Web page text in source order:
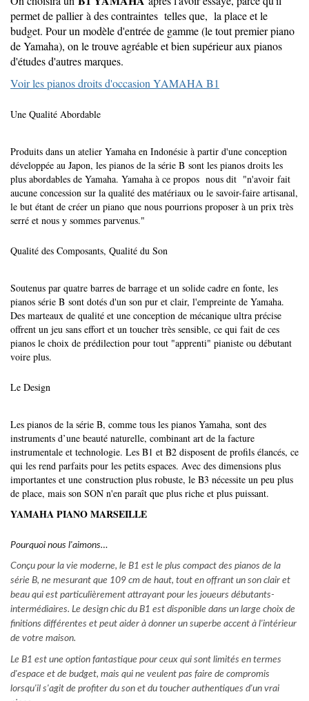
permet de pallier à des contraintes telles que, la place et le
budget. Pour un modèle d'entrée de gamme (le tout premier piano
de Yamaha), on le trouve agréable et bien supérieur aux pianos
d'études d'autres marques.
Voir les pianos droits d'occasion YAMAHA B1
Une Qualité Abordable
Produits dans un atelier Yamaha en Indonésie à partir d'une conception
développée au Japon, les pianos de la série B sont les pianos droits les
plus abordables de Yamaha. Yamaha à ce propos nous dit "n'avoir fait
aucune concession sur la qualité des matériaux ou le savoir-faire artisanal,
le but étant de créer un piano que nous pourrions proposer à un prix très
serré et nous y sommes parvenus."
Qualité des Composants, Qualité du Son
Soutenus par quatre barres de barrage et un solide cadre en fonte, les
pianos série B sont dotés d'un son pur et clair, l'empreinte de Yamaha.
Des marteaux de qualité et une conception de mécanique ultra précise
offrent un jeu sans effort et un toucher très sensible, ce qui fait de ces
pianos le choix de prédilection pour tout "apprenti" pianiste ou débutant
voire plus.
Le Design
Les pianos de la série B, comme tous les pianos Yamaha, sont des
instruments d’une beauté naturelle, combinant art de la facture
instrumentale et technologie. Les B1 et B2 disposent de profils élancés, ce
qui les rend parfaits pour les petits espaces. Avec des dimensions plus
importantes et une construction plus robuste, le B3 nécessite un peu plus
de place, mais son SON n'en paraît que plus riche et plus puissant.
YAMAHA PIANO MARSEILLE
Pourquoi nous l'aimons…
Conçu pour la vie moderne, le B1 est le plus compact des pianos de la
série B, ne mesurant que 109 cm de haut, tout en offrant un son clair et
beau qui est particulièrement attrayant pour les joueurs débutants-
intermédiaires. Le design chic du B1 est disponible dans un large choix de
finitions différentes et peut aider à donner un superbe accent à l'intérieur
de votre maison.
Le B1 est une option fantastique pour ceux qui sont limités en termes
d'espace et de budget, mais qui ne veulent pas faire de compromis
lorsqu'il s'agit de profiter du son et du toucher authentiques d'un vrai